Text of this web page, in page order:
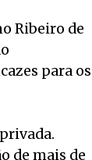
Ribeiro de
para os
de mais de